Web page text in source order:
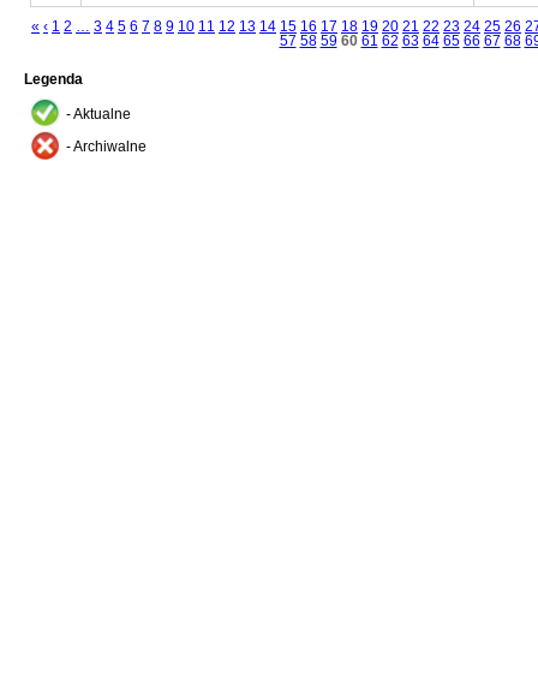
« ‹ 1 2 … 3 4 5 6 7 8 9 10 11 12 13 14 15 16 17 18 19 20 21 22 23 24 25 26
57 58 59 60 61 62 63 64 65 66 67 68
Legenda
- Aktualne
- Archiwalne